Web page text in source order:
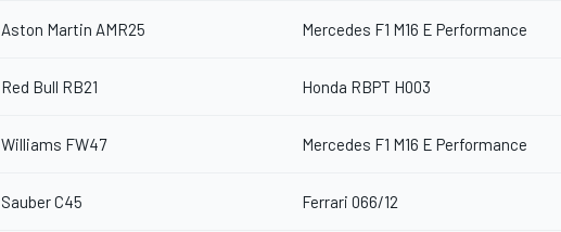
Aston Martin AMR25 Mercedes F1 M16 E Performance
Red Bull RB21 Honda RBPT H003
Williams FW47 Mercedes F1 M16 E Performance
Sauber C45 Ferrari 066/12